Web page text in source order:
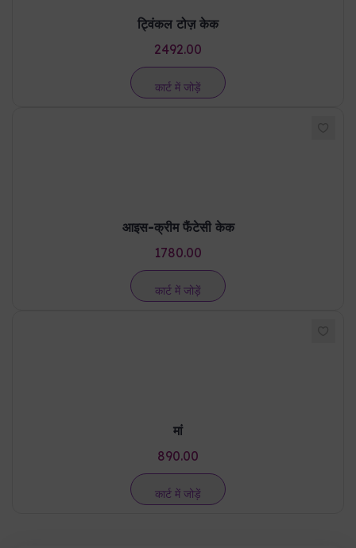
ट्विंकल टोज़ केक
2492.00
कार्ट में जोड़ें
आइस-क्रीम फैंटेसी केक
1780.00
कार्ट में जोड़ें
मां
890.00
कार्ट में जोड़ें